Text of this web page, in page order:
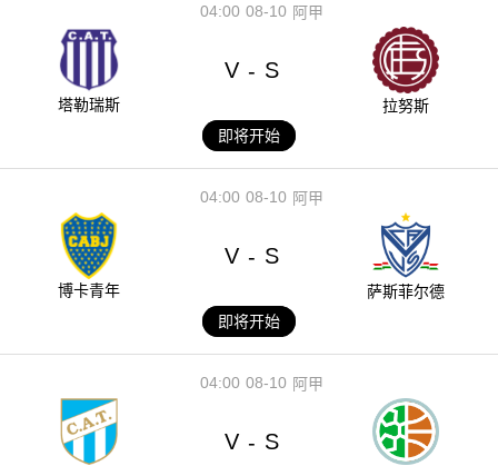
08-10
04:00 阿甲
塔勒瑞斯
V - S
拉努斯
即将开始
08-10
04:00 阿甲
博卡青年
V - S
萨斯菲尔德
即将开始
08-10
04:00 阿甲
V - S